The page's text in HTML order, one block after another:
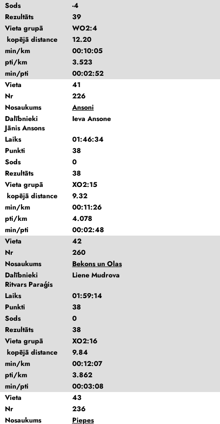
Sods
-4
Rezultāts
39
Vieta grupā
WO2:4
kopējā distance
12.20
min/km
00:10:05
pti/km
3.523
min/pti
00:02:52
Vieta
41
Nr
226
Nosaukums
Ansoni
Dalībnieki
Ieva Ansone
Jānis Ansons
Laiks
01:46:34
Punkti
38
Sods
0
Rezultāts
38
Vieta grupā
XO2:15
kopējā distance
9.32
min/km
00:11:26
pti/km
4.078
min/pti
00:02:48
Vieta
42
Nr
260
Nosaukums
Bekons un Olas
Dalībnieki
Liene Mudrova
Ritvars Paraģis
Laiks
01:59:14
Punkti
38
Sods
0
Rezultāts
38
Vieta grupā
XO2:16
kopējā distance
9.84
min/km
00:12:07
pti/km
3.862
min/pti
00:03:08
Vieta
43
Nr
236
Nosaukums
Piepes